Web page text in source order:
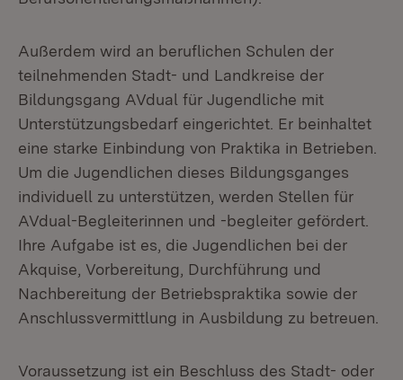
Außerdem wird an beruflichen Schulen der
teilnehmenden Stadt- und Landkreise der
Bildungsgang AVdual für Jugendliche mit
Unterstützungsbedarf eingerichtet. Er beinhaltet
eine starke Einbindung von Praktika in Betrieben.
Um die Jugendlichen dieses Bildungsganges
individuell zu unterstützen, werden Stellen für
AVdual-Begleiterinnen und -begleiter gefördert.
Ihre Aufgabe ist es, die Jugendlichen bei der
Akquise, Vorbereitung, Durchführung und
Nachbereitung der Betriebspraktika sowie der
Anschlussvermittlung in Ausbildung zu betreuen.
Voraussetzung ist ein Beschluss des Stadt- oder